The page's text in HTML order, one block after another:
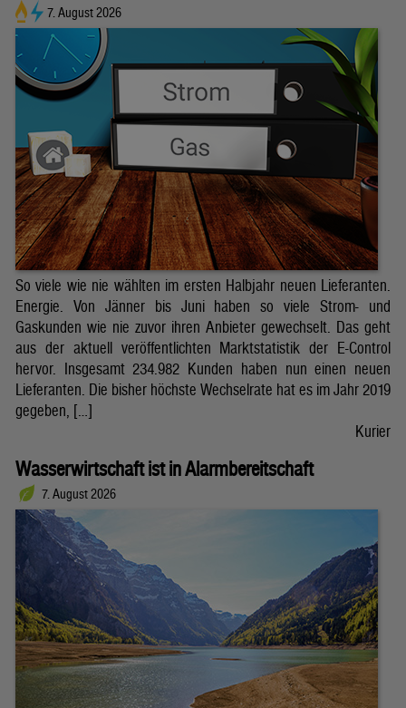
7. August 2026
So viele wie nie wählten im ersten Halbjahr neuen Lieferanten.
Energie. Von Jänner bis Juni haben so viele Strom- und
Gaskunden wie nie zuvor ihren Anbieter gewechselt. Das geht
aus der aktuell veröffentlichten Marktstatistik der E-Control
hervor. Insgesamt 234.982 Kunden haben nun einen neuen
Lieferanten. Die bisher höchste Wechselrate hat es im Jahr 2019
gegeben, […]
Kurier
Wasserwirtschaft ist in Alarmbereitschaft
7. August 2026